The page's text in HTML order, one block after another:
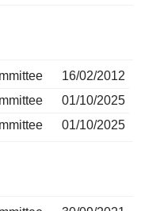
16/02/2012
01/10/2025
01/10/2025